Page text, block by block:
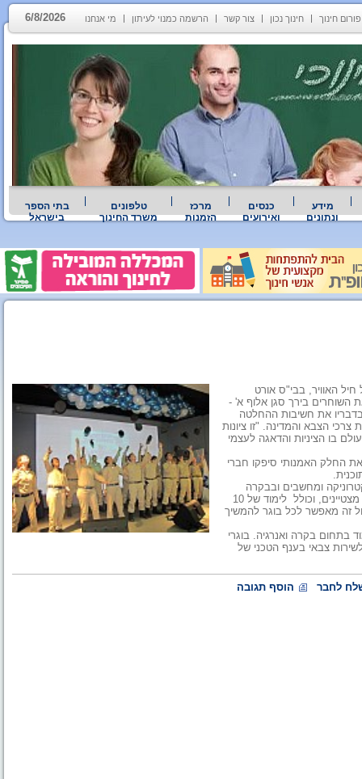
פורום חינוך חינוך נכון צור קשר הרשמה כמנוי לעיתון מי אנחנו 6/8/2026
מידע
ונתונים
כנסים
ואירועים
מרכז
הזמנות
טלפונים
משרד החינוך
בתי הספר
בישראל
האוויר, בבי"ס אורט
השוחרים בירך סגן אלוף א' -
את חשיבות ההחלטה
הצבא והמדינה. "זו ציונות
בו הציניות והדאגה לעצמי
החלק האמנותי סיפקו חברי
ומחשבים ובבקרה
ואנרגיה". מסלול הלימודים באלקטרוניקה ומחשבים מיועד לתלמידים מצטיינים, וכולל לימוד של 10
לימוד בפיזיקה. מסלול זה מאפשר לכל בוגר להמשיך
כולל לימודים של עד 10 יחידות לימוד בתחום בקרה ואנרגיה. בוגרי
צבאי בענף הטכני של
לחבר הוסף תגובה